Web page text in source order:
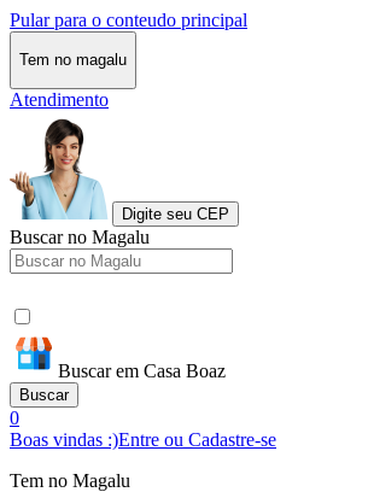
Pular para o conteudo principal
Tem no magalu
Atendimento
Digite seu CEP
Buscar no Magalu
Buscar em Casa Boaz
Buscar
0
Boas vindas :)Entre ou Cadastre-se
Tem no Magalu